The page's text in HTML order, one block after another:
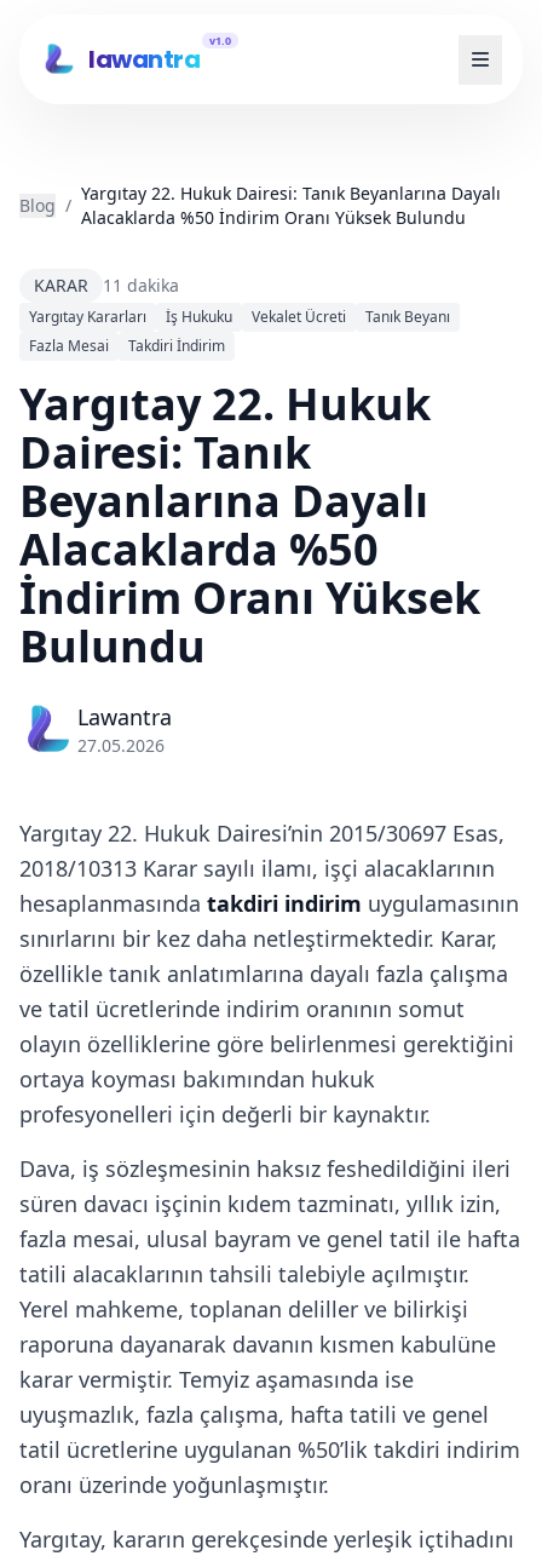
lawantra
v1.0
Blog /
Yargıtay 22. Hukuk Dairesi: Tanık Beyanlarına Dayalı
Alacaklarda %50 İndirim Oranı Yüksek Bulundu
KARAR 11 dakika
Yargıtay Kararları İş Hukuku Vekalet Ücreti
Tanık Beyanı
Fazla Mesai
Takdiri İndirim
Yargıtay 22. Hukuk
Dairesi: Tanık
Beyanlarına Dayalı
Alacaklarda %50
İndirim Oranı Yüksek
Bulundu
Lawantra
27.05.2026
Yargıtay 22. Hukuk Dairesi’nin 2015/30697 Esas,
2018/10313 Karar sayılı ilamı, işçi alacaklarının
hesaplanmasında takdiri indirim uygulamasının
sınırlarını bir kez daha netleştirmektedir. Karar,
özellikle tanık anlatımlarına dayalı fazla çalışma
ve tatil ücretlerinde indirim oranının somut
olayın özelliklerine göre belirlenmesi gerektiğini
ortaya koyması bakımından hukuk
profesyonelleri için değerli bir kaynaktır.
Dava, iş sözleşmesinin haksız feshedildiğini ileri
süren davacı işçinin kıdem tazminatı, yıllık izin,
fazla mesai, ulusal bayram ve genel tatil ile hafta
tatili alacaklarının tahsili talebiyle açılmıştır.
Yerel mahkeme, toplanan deliller ve bilirkişi
raporuna dayanarak davanın kısmen kabulüne
karar vermiştir. Temyiz aşamasında ise
uyuşmazlık, fazla çalışma, hafta tatili ve genel
tatil ücretlerine uygulanan %50’lik takdiri indirim
oranı üzerinde yoğunlaşmıştır.
Yargıtay, kararın gerekçesinde yerleşik içtihadını